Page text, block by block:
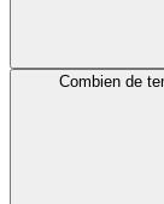
Combien de